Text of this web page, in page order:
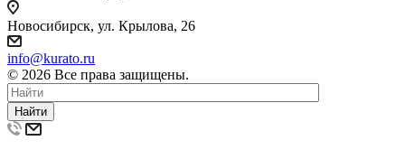
Новосибирск, ул. Крылова, 26
info@kurato.ru
© 2026 Все права защищены.
Найти